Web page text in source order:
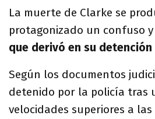
La muerte de Clarke se
protagonizado un confuso y
que derivó en su
Según los documentos
detenido por la policía tras
velocidades superiores a